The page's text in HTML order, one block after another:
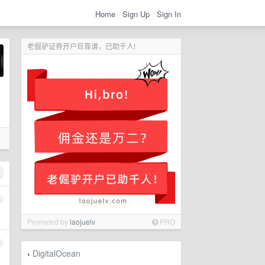
Home Sign Up Sign In
老倔驴证券开户巨靠谱，已助千人!
Promoted bylaojuelv PRO
› DigitalOcean